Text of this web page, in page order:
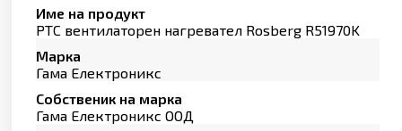
Име на продукт
PTC вентилаторен нагревател Rosberg R51970K
Марка
Гама Електроникс
Собственик на марка
Гама Електроникс ООД